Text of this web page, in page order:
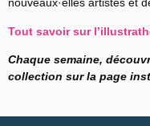
nouveaux·elles artistes et
Tout savoir sur l’
Chaque semaine,
collection sur la page